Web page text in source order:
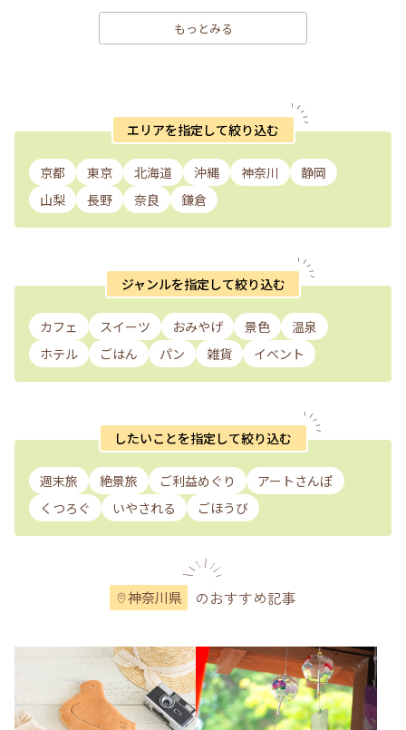
もっとみる
エリアを指定して絞り込む
京都 東京 北海道 沖縄 神奈川
静岡
山梨
長野 奈良 鎌倉
ジャンルを指定して絞り込む
カフェ スイーツ おみやげ 景色
温泉
ホテル
ごはん パン 雑貨 イベント
したいことを指定して絞り込む
週末旅 絶景旅 ご利益めぐり
アートさんぽ
くつろぐ
いやされる ごほうび
神奈川県 のおすすめ記事